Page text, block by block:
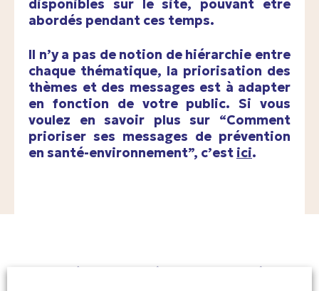
disponibles sur le site, pouvant être
abordés pendant ces temps.
Il n’y a pas de notion de hiérarchie entre
chaque thématique, la priorisation des
thèmes et des messages est à adapter
en fonction de votre public. Si vous
voulez en savoir plus sur “Comment
prioriser ses messages de prévention
en santé-environnement”, c’est ici.